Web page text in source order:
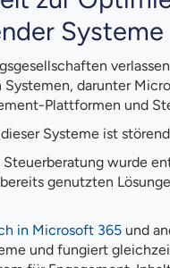
Systeme
Systemen, darunter
Plattformen und
Systeme ist
Steuerberatung wurde
genutzten
in Microsoft 365 und
und fungiert